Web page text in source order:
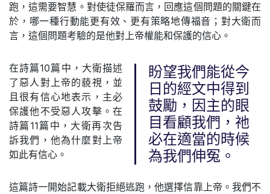
跑，這需要智慧。對使徒保羅而言，回應這個問題的關鍵在
於，哪一種行動能更有效、更有策略地傳福音；對大衛而
言，這個問題考驗的是他對上帝權能和保護的信心。
盼望我們能從今
日的經文中得到
鼓勵，因主的眼
目看顧我們，祂
必在適當的時候
為我們伸冤。
在詩篇10篇中，大衛描述
了惡人對上帝的藐視，並
且很有信心地表示，主必
保護他不受惡人攻擊。在
詩篇11篇中，大衛再次告
訴我們，他為什麼對上帝
如此有信心。
這篇詩一開始記載大衛拒絕逃跑，他選擇信靠上帝。我們不